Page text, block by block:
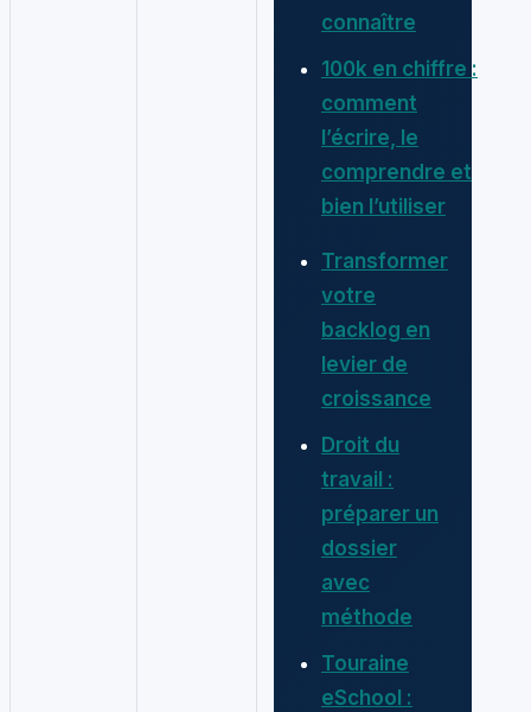
connaître
100k en chiffre :
comment
l’écrire, le
comprendre et
bien l’utiliser
Transformer
votre
backlog en
levier de
croissance
Droit du
travail :
préparer un
dossier
avec
méthode
Touraine
eSchool :